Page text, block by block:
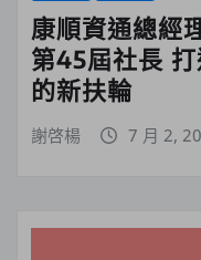
康順資通總經
第45屆社長
的新扶輪
謝啓楊 7 月 2,